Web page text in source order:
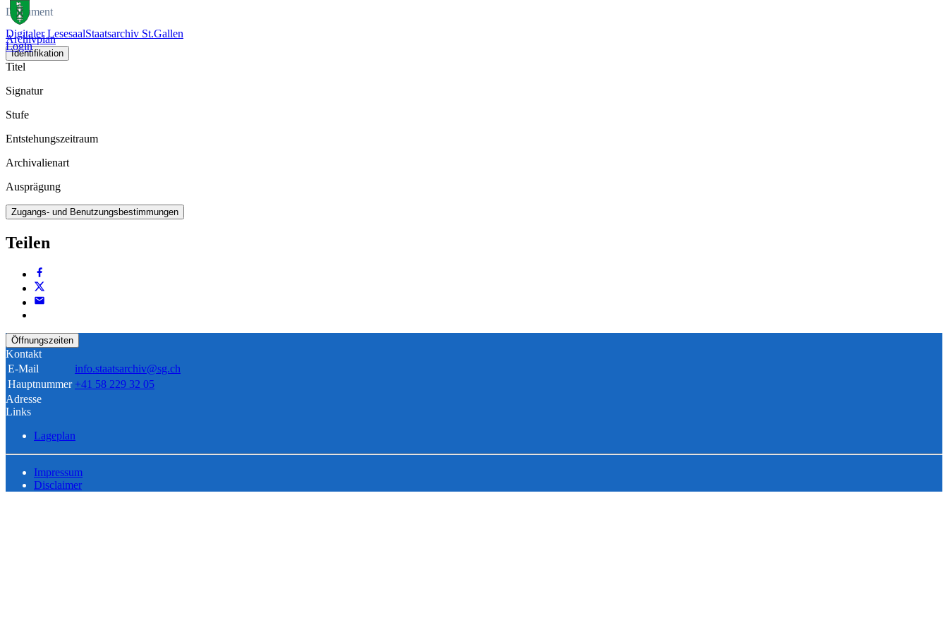
Digitaler LesesaalStaatsarchiv St.Gallen
Login
Dokument
Archivplan
Identifikation
Titel
Signatur
Stufe
Entstehungszeitraum
Archivalienart
Ausprägung
Zugangs- und Benutzungsbestimmungen
Teilen
Öffnungszeiten
Kontakt
E-Mail
info.staatsarchiv@sg.ch
Hauptnummer +41 58 229 32 05
Adresse
Links
Lageplan
Impressum
Disclaimer